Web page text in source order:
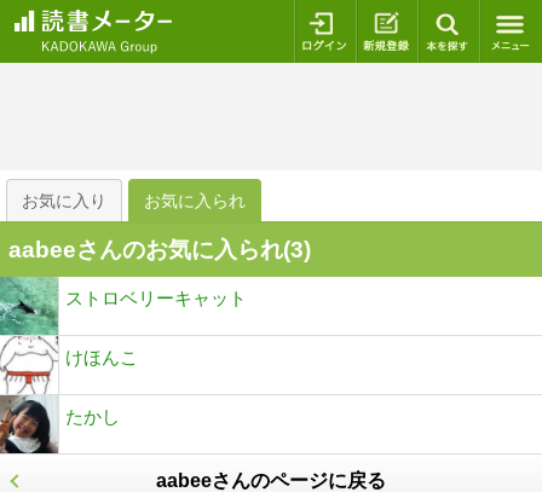
ログイン 新規登録
お気に入り お気に入られ
aabeeさんのお気に入られ(3)
ストロベリーキャット
けほんこ
たかし
aabeeさんのページに戻る